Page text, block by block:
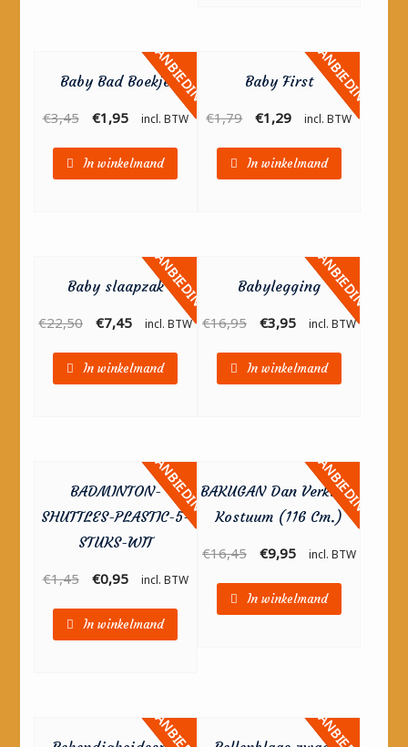
AANBIEDING!
Baby Bad Boekje
€3,45 €1,95 incl. BTW
In winkelmand
AANBIEDING!
Baby First
€1,79 €1,29 incl. BTW
In winkelmand
AANBIEDING!
Baby slaapzak
€22,50 €7,45 incl. BTW
In winkelmand
AANBIEDING!
Babylegging
€16,95 €3,95 incl. BTW
In winkelmand
AANBIEDING!
BADMINTON-
SHUTTLES-PLASTIC-5-
STUKS-WIT
€1,45 €0,95 incl. BTW
In winkelmand
AANBIEDING!
BAKUGAN Dan Verkleed
Kostuum (116 Cm.)
€16,45 €9,95 incl. BTW
In winkelmand